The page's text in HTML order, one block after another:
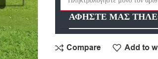
ΑΦΗΣΤΕ ΜΑΣ
Compare Add to